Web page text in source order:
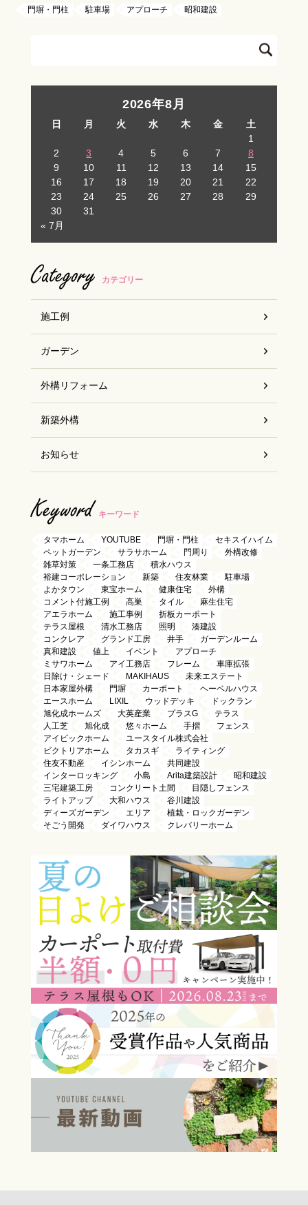
門塀・門柱 駐車場 アプローチ 昭和建設
2026年8月
日 月 火 水 木 金
土
1
2
3 4 5 6 7
8
9
10 11 12 13 14
15
16
17 18 19 20 21
22
23
24 25 26 27 28
29
30
31
« 7月
Category カテゴリー
施工例
ガーデン
外構リフォーム
新築外構
お知らせ
Keyword キーワード
タマホーム YOUTUBE 門塀・門柱
セキスイハイム
ペットガーデン
サラサホーム 門周り
外構改修
雑草対策
一条工務店
積水ハウス
裕建コーポレーション
新築 住友林業
駐車場
よかタウン
東宝ホーム 健康住宅
外構
コメント付施工例
高巣 タイル
麻生住宅
アエラホーム
施工事例
折板カーポート
テラス屋根
清水工務店 照明
湊建設
コンクレア
グランド工房 井手
ガーデンルーム
真和建設
値上 イベント
アプローチ
ミサワホーム
アイ工務店 フレーム
車庫拡張
日除け・シェード
MAKIHAUS
未来エステート
日本家屋外構
門塀 カーポート
ヘーベルハウス
エースホーム
LIXIL ウッドデッキ
ドックラン
旭化成ホームズ
大英産業 プラスG
テラス
人工芝
旭化成 悠々ホーム 手摺
フェンス
アイビックホーム
ユースタイル株式会社
ビクトリアホーム
タカスギ
ライティング
住友不動産
イシンホーム
共同建設
インターロッキング
小島 Arita建築設計
昭和建設
三宅建築工房
コンクリート土間
目隠しフェンス
ライトアップ
大和ハウス
谷川建設
ディーズガーデン
エリア
植栽・ロックガーデン
そごう開発
ダイワハウス クレバリーホーム